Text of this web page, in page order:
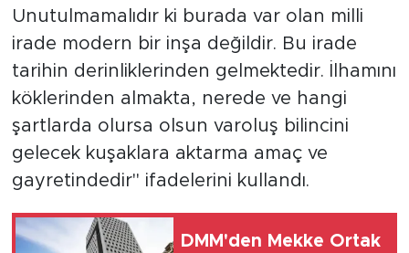
Unutulmamalıdır ki burada var olan milli
irade modern bir inşa değildir. Bu irade
tarihin derinliklerinden gelmektedir. İlhamını
köklerinden almakta, nerede ve hangi
şartlarda olursa olsun varoluş bilincini
gelecek kuşaklara aktarma amaç ve
gayretindedir" ifadelerini kullandı.
DMM'den Mekke Ortak